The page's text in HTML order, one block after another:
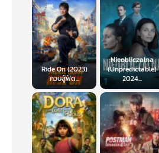
Ride On (2023)
ควบสู้ฟัด...
Nieobliczalna
(Unpredictable)
2024...